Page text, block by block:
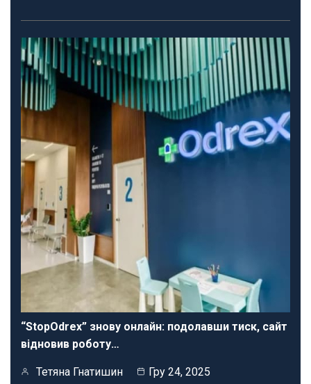
“StopOdrex” знову онлайн: подолавши тиск, сайт
відновив роботу…
Тетяна Гнатишин Гру 24, 2025